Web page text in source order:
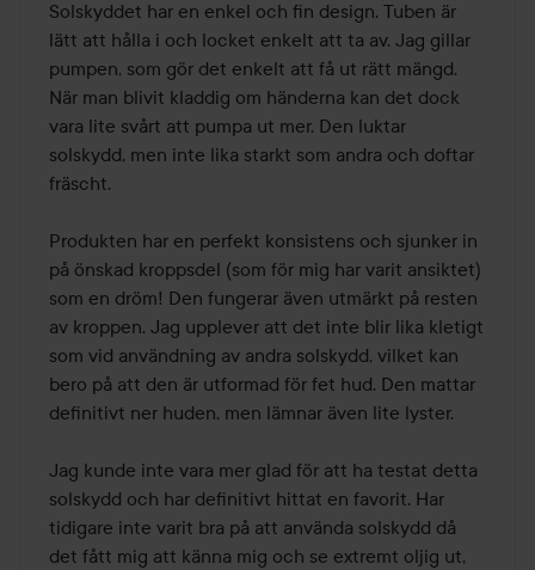
Solskyddet har en enkel och fin design. Tuben är
lätt att hålla i och locket enkelt att ta av. Jag gillar
pumpen, som gör det enkelt att få ut rätt mängd.
När man blivit kladdig om händerna kan det dock
vara lite svårt att pumpa ut mer. Den luktar
solskydd, men inte lika starkt som andra och doftar
fräscht.
Produkten har en perfekt konsistens och sjunker in
på önskad kroppsdel (som för mig har varit ansiktet)
som en dröm! Den fungerar även utmärkt på resten
av kroppen. Jag upplever att det inte blir lika kletigt
som vid användning av andra solskydd, vilket kan
bero på att den är utformad för fet hud. Den mattar
definitivt ner huden, men lämnar även lite lyster.
Jag kunde inte vara mer glad för att ha testat detta
solskydd och har definitivt hittat en favorit. Har
tidigare inte varit bra på att använda solskydd då
det fått mig att känna mig och se extremt oljig ut,